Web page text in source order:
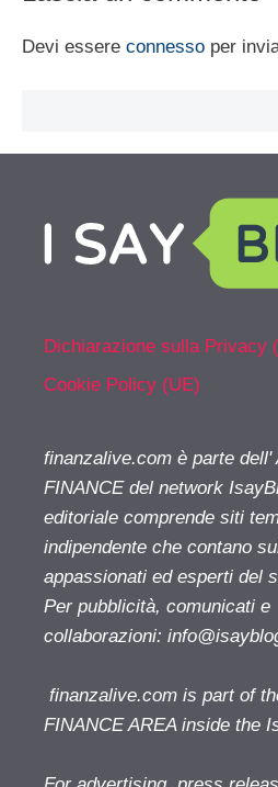
Devi essere connesso per
Dichiarazione sulla Privacy
Cookie Policy (UE)
finanzalive.com è parte dell'
FINANCE del network
editoriale comprende siti
indipendente che contano
appassionati ed esperti del
Per pubblicità, comunicati e
collaborazioni:
finanzalive.com is part of
FINANCE AREA inside the